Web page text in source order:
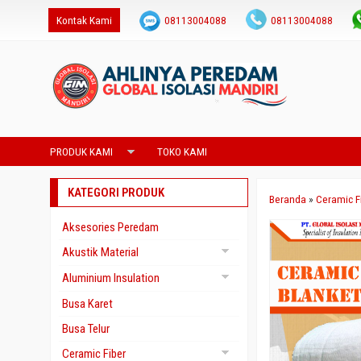
Kontak Kami 08113004088 08113004088
PRODUK KAMI TOKO KAMI
Beranda »Ceramic
KATEGORI PRODUK
Aksesories Peredam
Akustik Material
Gypsum Akustik
Yumen
Aluminium Insulation
Aluminium Foil Foam
Aluminium Foil Paper
Aluminium Foil Woven
Busa Karet
Busa Telur
Ceramic Fiber